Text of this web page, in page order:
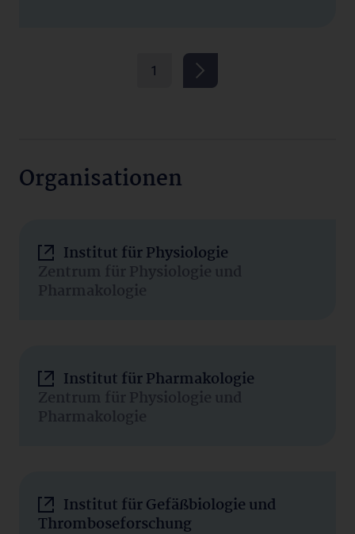
1
Organisationen
Institut für Physiologie
Zentrum für Physiologie und
Pharmakologie
Institut für Pharmakologie
Zentrum für Physiologie und
Pharmakologie
Institut für Gefäßbiologie und
Thromboseforschung